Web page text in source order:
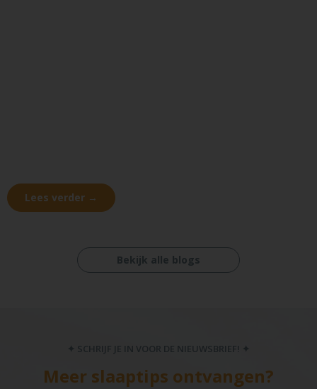
Lees verder →
Bekijk alle blogs
✦ SCHRIJF JE IN VOOR DE NIEUWSBRIEF! ✦
Meer slaaptips ontvangen?